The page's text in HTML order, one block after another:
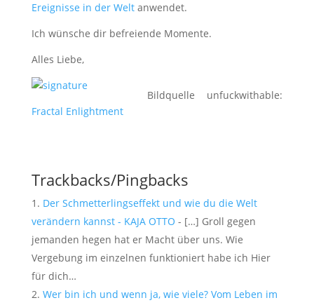
Ereignisse in der Weltanwendet.
Ich wünsche dir befreiende Momente.
Alles Liebe,
Bildquelle unfuckwithable:
Fractal Enlightment
Trackbacks/Pingbacks
Der Schmetterlingseffekt und wie du die Welt
verändern kannst - KAJA OTTO - […] Groll gegen
jemanden hegen hat er Macht über uns. Wie
Vergebung im einzelnen funktioniert habe ich Hier
für dich…
Wer bin ich und wenn ja, wie viele? Vom Leben im